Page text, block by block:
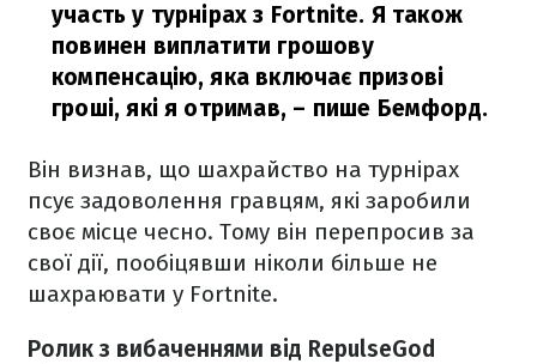
участь у турнірах з Fortnite. Я також
повинен виплатити грошову
компенсацію, яка включає призові
гроші, які я отримав, – пише Бемфорд.
Він визнав, що шахрайство на турнірах
псує задоволення гравцям, які заробили
своє місце чесно. Тому він перепросив за
свої дії, пообіцявши ніколи більше не
шахраювати у Fortnite.
Ролик з вибаченнями від RepulseGod